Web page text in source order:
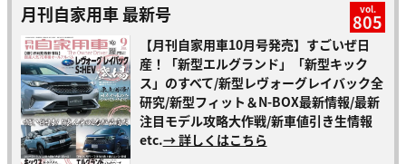
月刊自家用車 最新号 vol.
805
【月刊自家用車10月号発売】すごいぜ日
産！「新型エルグランド」「新型キック
ス」のすべて/新型レヴォーグレイバック全
研究/新型フィット＆N-BOX最新情報/最新
注目モデル攻略大作戦/新車値引き生情報
etc.→ 詳しくはこちら